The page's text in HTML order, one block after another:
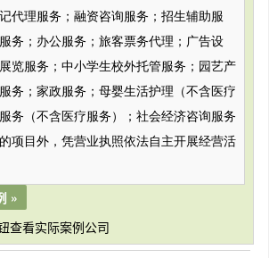
代理服务；融资咨询服务；招生辅助服
务；办公服务；旅客票务代理；广告设
览服务；中小学生校外托管服务；园艺产
务；家政服务；母婴生活护理（不含医疗
务（不含医疗服务）；社会经济咨询服务
项目外，凭营业执照依法自主开展经营活
»
查看实际案例公司